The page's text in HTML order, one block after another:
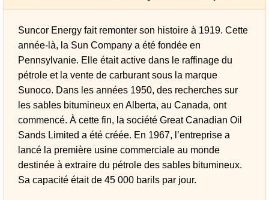
Suncor Energy fait remonter son histoire à 1919. Cette
année-là, la Sun Company a été fondée en
Pennsylvanie. Elle était active dans le raffinage du
pétrole et la vente de carburant sous la marque
Sunoco. Dans les années 1950, des recherches sur
les sables bitumineux en Alberta, au Canada, ont
commencé. À cette fin, la société Great Canadian Oil
Sands Limited a été créée. En 1967, l’entreprise a
lancé la première usine commerciale au monde
destinée à extraire du pétrole des sables bitumineux.
Sa capacité était de 45 000 barils par jour.